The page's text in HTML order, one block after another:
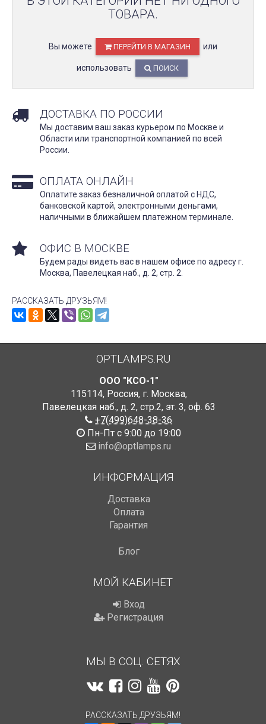
ТОВАРА.
Вы можете ПЕРЕЙТИ В МАГАЗИН или
использовать ПОИСК
ДОСТАВКА ПО РОССИИ
Мы доставим ваш заказ курьером по Москве и
Области или транспортной компанией по всей
России.
ОПЛАТА ОНЛАЙН
Оплатите заказ безналичной оплатой с НДС,
банковской картой, электронными деньгами,
наличными в ближайшем платежном терминале.
ОФИС В МОСКВЕ
Будем рады видеть вас в нашем офисе по адресу г.
Москва, Павелецкая наб., д. 2, стр. 2.
РАССКАЗАТЬ ДРУЗЬЯМ!
OPTLAMPS.RU
ООО "КСО-1"
115114, Россия, г. Москва,
Павелецкая наб., д. 2, стр.2, эт. 3, оф. 63
+7(499)648-38-36
Пн-Пт с 9:00 до 19:00
info@optlamps.ru
ИНФОРМАЦИЯ
Доставка
Оплата
Гарантия
Блог
МОЙ КАБИНЕТ
Вход
Регистрация
МЫ В СОЦ. СЕТЯХ
РАССКАЗАТЬ ДРУЗЬЯМ!